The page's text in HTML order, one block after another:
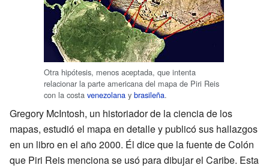
Otra hipótesis, menos aceptada, que intenta
relacionar la parte americana del mapa de Piri Reis
con la costa venezolana y brasileña.
Gregory McIntosh, un historiador de la ciencia de los
mapas, estudió el mapa en detalle y publicó sus hallazgos
en un libro en el año 2000. Él dice que la fuente de Colón
que Piri Reis menciona se usó para dibujar el Caribe. Esta